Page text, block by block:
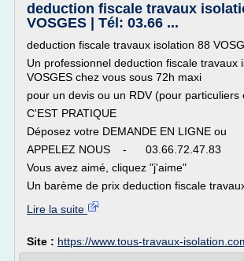
deduction fiscale travaux
VOSGES | Tél: 03.66 ...
deduction fiscale travaux isolation 88
Un professionnel deduction fiscale travaux
VOSGES chez vous sous 72h maxi
pour un devis ou un RDV (pour particuliers
C'EST PRATIQUE
Déposez votre DEMANDE EN LIGNE ou
APPELEZ NOUS - 03.66.72.47.83
Vous avez aimé, cliquez "j'aime"
Un barème de prix deduction fiscale
Lire la suite
Site : https://www.tous-travaux-